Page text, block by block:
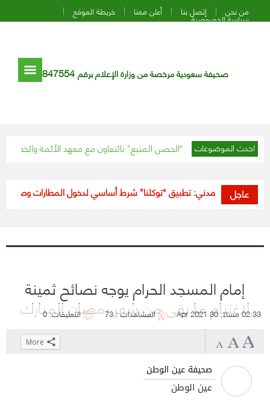
من نحن إتصل بنا أعلن معنا خريطة الموقع
سياسة الخصوصية
صحيفة سعودية مرخصة من وزارة الإعلام برقم 847554
احدث الموضوعات
تنظم برنامج “الحصن المنيع” بالتعاون مع معهد الأئمة والخطباء
عاجل
الطيران المدني: تطبيق “توكلنا” شرط أساسي لدخول المطارات وصعود
إمام المسجد الحرام يوجه نصائح ثمينة
لاغتنام ما بقى من شهر رمضان المبارك02:33 مساءً, 30 Apr 2021 المشاهدات : 73 التعليقات: 0
صحيفة عين الوطن
عين الوطن
Click
More